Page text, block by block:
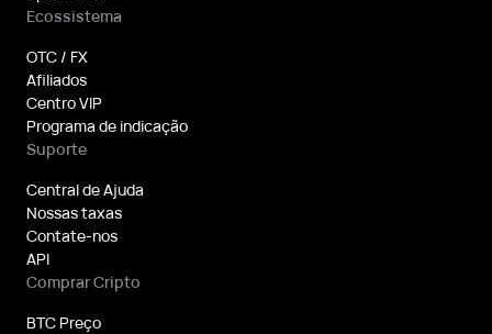
Ecossistema
OTC / FX
Afiliados
Centro VIP
Programa de indicação
Suporte
Central de Ajuda
Nossas taxas
Contate-nos
API
Comprar Cripto
BTC Preço